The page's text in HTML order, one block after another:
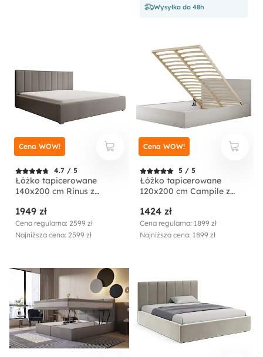
Wysyłka do 48h
4.7 / 5
Łóżko tapicerowane
140x200 cm Rinus z
tkaninie hydrofobowej
1949 zł
Cena regularna: 2599 zł
Najniższa cena: 2599 zł
Cena WOW!
5 / 5
Łóżko tapicerowane
120x200 cm Campile z
sztruks
1424 zł
Cena regularna: 1899 zł
Najniższa cena: 1899 zł
Cena WOW!